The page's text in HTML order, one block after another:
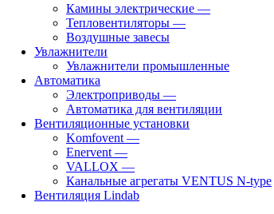
Камины электрические —
Тепловентиляторы —
Воздушные завесы
Увлажнители
Увлажнители промышленные
Автоматика
Электроприводы —
Автоматика для вентиляции
Вентиляционные установки
Komfovent —
Enervent —
VALLOX —
Канальные агрегаты VENTUS N-type
Вентиляция Lindab